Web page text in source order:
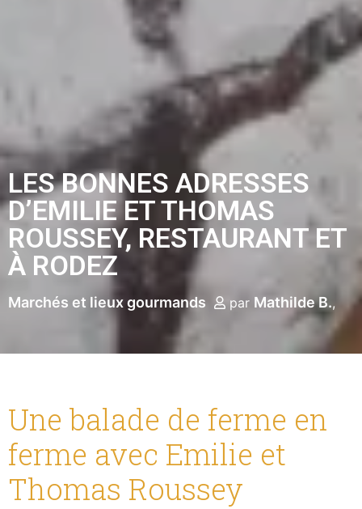
LES BONNES ADRESSES
D’EMILIE ET THOMAS
ROUSSEY, RESTAURANT ET
À RODEZ
Marchés et lieux gourmands par Mathilde B.
Une balade de ferme en
ferme avec Emilie et
Thomas Roussey